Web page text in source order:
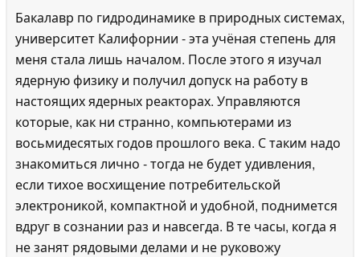
Бакалавр по гидродинамике в природных системах,
университет Калифорнии - эта учёная степень для
меня стала лишь началом. После этого я изучал
ядерную физику и получил допуск на работу в
настоящих ядерных реакторах. Управляются
которые, как ни странно, компьютерами из
восьмидесятых годов прошлого века. С таким надо
знакомиться лично - тогда не будет удивления,
если тихое восхищение потребительской
электроникой, компактной и удобной, поднимется
вдруг в сознании раз и навсегда. В те часы, когда я
не занят рядовыми делами и не руковожу